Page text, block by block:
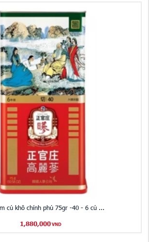
củ khô chính phủ 75gr -40 - 6 củ ...
1,880,000 VND